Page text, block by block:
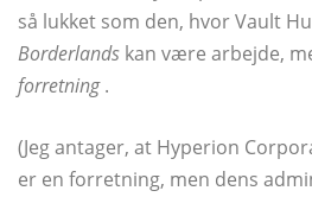
så lukket som den, hvor Vault
Borderlands kan være arbejde,
forretning.
(Jeg antager, at Hyperion
er en forretning, men dens